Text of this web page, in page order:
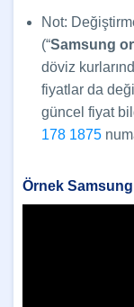
Not:
(“Samsung
döviz
fiyatlar da
güncel fiyat
178 1875
Örnek